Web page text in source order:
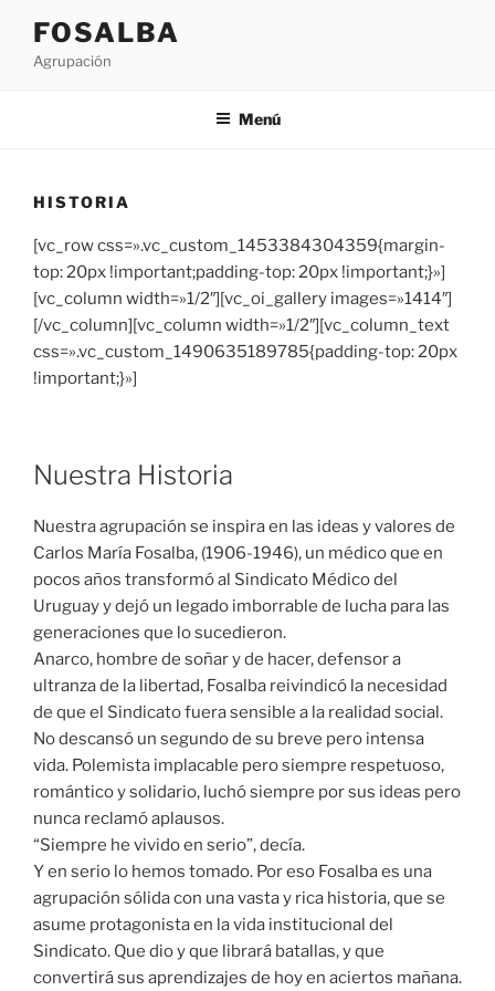
contenido
FOSALBA
Agrupación
Menú
HISTORIA
[vc_row css=».vc_custom_1453384304359{margin-
top: 20px !important;padding-top: 20px !important;}»]
[vc_column width=»1/2″][vc_oi_gallery images=»1414″]
[/vc_column][vc_column width=»1/2″][vc_column_text
css=».vc_custom_1490635189785{padding-top: 20px
!important;}»]
Nuestra Historia
Nuestra agrupación se inspira en las ideas y valores de
Carlos María Fosalba, (1906-1946), un médico que en
pocos años transformó al Sindicato Médico del
Uruguay y dejó un legado imborrable de lucha para las
generaciones que lo sucedieron.
Anarco, hombre de soñar y de hacer, defensor a
ultranza de la libertad, Fosalba reivindicó la necesidad
de que el Sindicato fuera sensible a la realidad social.
No descansó un segundo de su breve pero intensa
vida. Polemista implacable pero siempre respetuoso,
romántico y solidario, luchó siempre por sus ideas pero
nunca reclamó aplausos.
“Siempre he vivido en serio”, decía.
Y en serio lo hemos tomado. Por eso Fosalba es una
agrupación sólida con una vasta y rica historia, que se
asume protagonista en la vida institucional del
Sindicato. Que dio y que librará batallas, y que
convertirá sus aprendizajes de hoy en aciertos mañana.